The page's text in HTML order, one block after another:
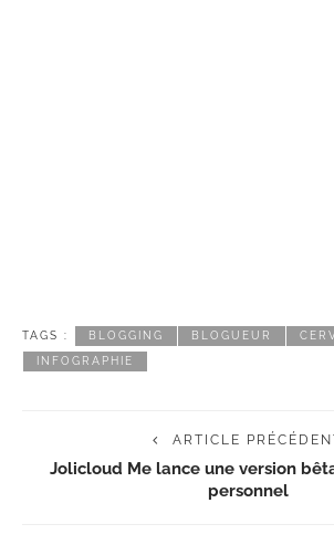
TAGS : BLOGGING BLOGUEUR
INFOGRAPHIE
ARTICLE
Jolicloud Me lance une version
personnel